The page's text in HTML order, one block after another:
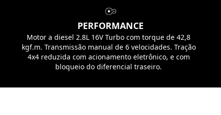
PERFORMANCE
Motor a diesel 2.8L 16V Turbo com torque de 42,8
kgf.m. Transmissão manual de 6 velocidades. Tração
4x4 reduzida com acionamento eletrônico, e com
bloqueio do diferencial traseiro.